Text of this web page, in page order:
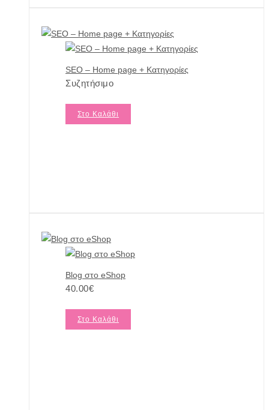
SEO – Home page + Κατηγορίες
Συζητήσιμο
Στο Καλάθι
Blog στο eShop
40.00€
Στο Καλάθι